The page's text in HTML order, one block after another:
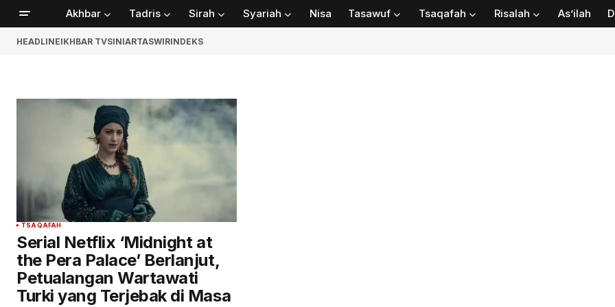
Akhbar Tadris Sirah Syariah Nisa Tasawuf Tsaqafah Risalah As’ilah
HEADLINEIKHBAR TVSINIARTASWIRINDEKS
TSAQAFAH
Serial Netflix ‘Midnight at
the Pera Palace’ Berlanjut,
Petualangan Wartawati
Turki yang Terjebak di Masa